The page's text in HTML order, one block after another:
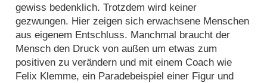
gewiss bedenklich. Trotzdem wird keiner
gezwungen. Hier zeigen sich erwachsene Menschen
aus eigenem Entschluss. Manchmal braucht der
Mensch den Druck von außen um etwas zum
positiven zu verändern und mit einem Coach wie
Felix Klemme, ein Paradebeispiel einer Figur und